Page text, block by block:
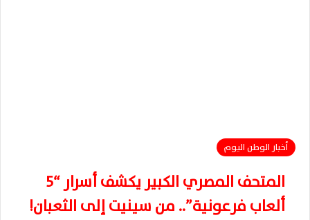
أخبار الوطن اليوم
المتحف المصري الكبير يكشف أسرار “5
ألعاب فرعونية”.. من سينيت إلى الثعبان!